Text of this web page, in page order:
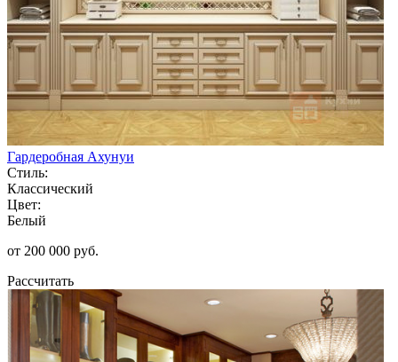
Гардеробная Ахунуи
Стиль:
Классический
Цвет:
Белый
от 200 000 руб.
Рассчитать